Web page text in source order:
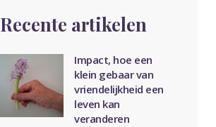
Recente artikelen
Impact, hoe een
klein gebaar van
vriendelijkheid een
leven kan
veranderen